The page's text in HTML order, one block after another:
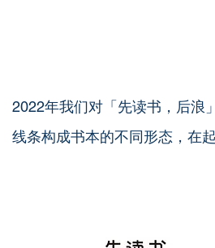
2022年我们对「先读书，后浪
线条构成书本的不同形态，在